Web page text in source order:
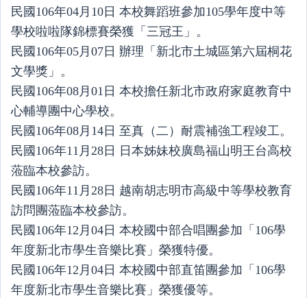
民國106年04月10日 本校舞蹈班參加105學年度中等
學校啦啦隊錦標賽榮獲「三冠王」。
民國106年05月07日 辦理「新北市土城區第六屆桐花
文學獎」。
民國106年08月01日 本校擔任新北市政府家庭教育中
心輔導團中心學校。
民國106年08月14日 至真（二）耐震補強工程竣工。
民國106年11月28日 日本姊妹校廣島福山明王台高校
蒞臨本校參訪。
民國106年11月28日 越南胡志明市高級中等學校教育
訪問團蒞臨本校參訪。
民國106年12月04日 本校國中部合唱團參加「106學
年度新北市學生音樂比賽」榮獲特優。
民國106年12月04日 本校國中部直笛團參加「106學
年度新北市學生音樂比賽」榮獲優等。